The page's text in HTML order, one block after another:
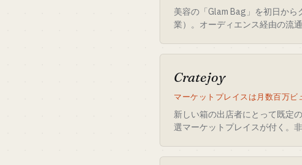
美容の「Glam Bag」を初日か
業）。オーディエンス経由の流
Cratejoy
マーケットプレイスは月数百万
新しい箱の出店者にとって既定
選マーケットプレイスが付く。